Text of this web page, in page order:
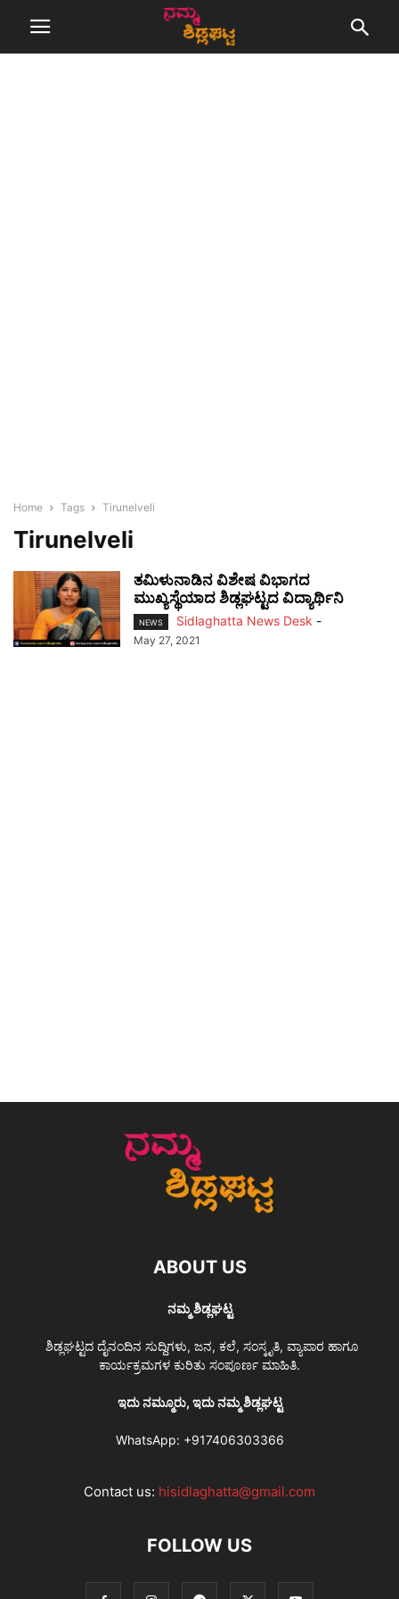
Home Tags Tirunelveli
Tirunelveli
ತಮಿಳುನಾಡಿನ ವಿಶೇಷ ವಿಭಾಗದ
ಮುಖ್ಯಸ್ಥೆಯಾದ ಶಿಡ್ಲಘಟ್ಟದ ವಿದ್ಯಾರ್ಥಿನಿ
NEWS Sidlaghatta News Desk -
May 27, 2021
ABOUT US
ನಮ್ಮ ಶಿಡ್ಲಘಟ್ಟ
ಶಿಡ್ಲಘಟ್ಟದ ದೈನಂದಿನ ಸುದ್ದಿಗಳು, ಜನ, ಕಲೆ, ಸಂಸ್ಕೃತಿ, ವ್ಯಾಪಾರ ಹಾಗೂ
ಕಾರ್ಯಕ್ರಮಗಳ ಕುರಿತು ಸಂಪೂರ್ಣ ಮಾಹಿತಿ.
ಇದು ನಮ್ಮೂರು, ಇದು ನಮ್ಮ ಶಿಡ್ಲಘಟ್ಟ
WhatsApp: +917406303366
Contact us: hisidlaghatta@gmail.com
FOLLOW US